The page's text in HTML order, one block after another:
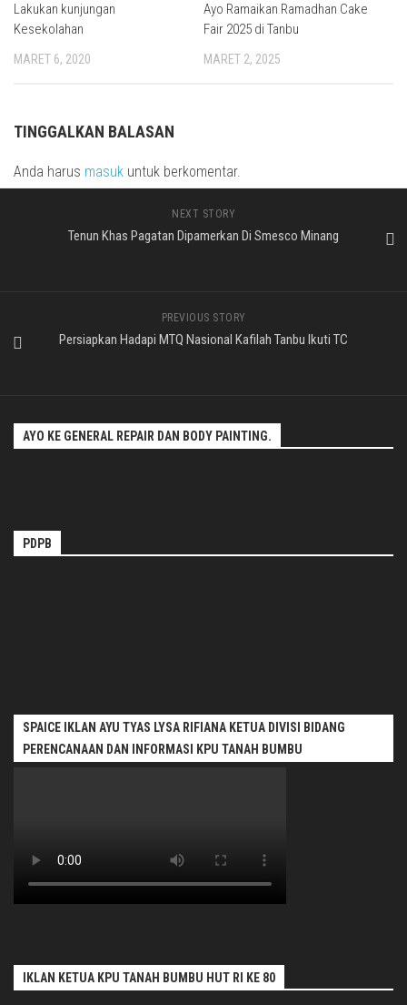
Lakukan kunjungan
Kesekolahan
MARET 6, 2020
Ayo Ramaikan Ramadhan Cake
Fair 2025 di Tanbu
MARET 2, 2025
TINGGALKAN BALASAN
Anda harus masuk untuk berkomentar.
NEXT STORY
Tenun Khas Pagatan Dipamerkan Di Smesco Minang
PREVIOUS STORY
Persiapkan Hadapi MTQ Nasional Kafilah Tanbu Ikuti TC
AYO KE GENERAL REPAIR DAN BODY PAINTING.
PDPB
SPAICE IKLAN AYU TYAS LYSA RIFIANA KETUA DIVISI BIDANG
PERENCANAAN DAN INFORMASI KPU TANAH BUMBU
IKLAN KETUA KPU TANAH BUMBU HUT RI KE 80